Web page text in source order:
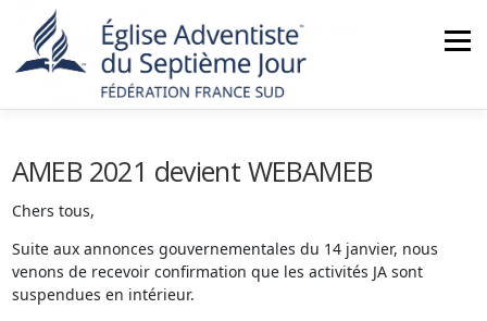
contenu
Menu
AMEB 2021 devient WEBAMEB
Chers tous,
Suite aux annonces gouvernementales du 14 janvier, nous
venons de recevoir confirmation que les activités JA sont
suspendues en intérieur.